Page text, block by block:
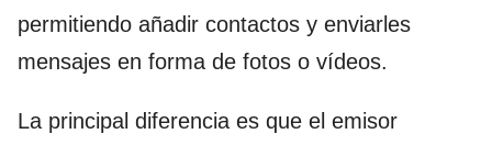
permitiendo añadir contactos y enviarles
mensajes en forma de fotos o vídeos.
La principal diferencia es que el emisor